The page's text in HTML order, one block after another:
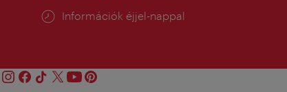
Információk éjjel-nappal